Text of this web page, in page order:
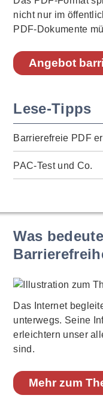
nicht nur im
PDF-Dokumente
Angebot
Lese-Tipps
Barrierefreie PDF
PAC-Test und Co.
Was
Das Internet
unterwegs. Seine
erleichtern unser
sind.
Mehr zum